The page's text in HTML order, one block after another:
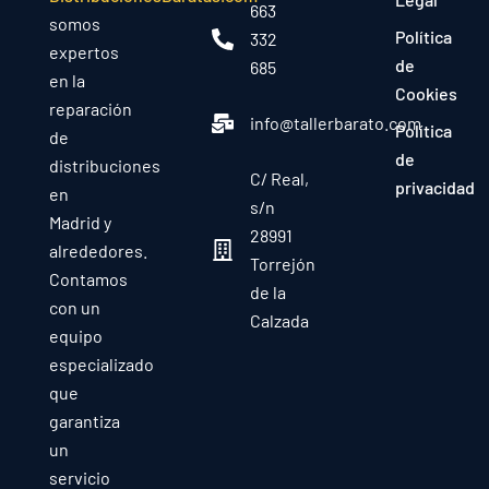
somos
expertos
en la
reparación
de
distribuciones
en
Madrid y
alrededores.
Contamos
con un
equipo
especializado
que
garantiza
un
servicio
663
332
685
info@tallerbarato.com
C/ Real,
s/n
28991
Torrejón
de la
Calzada
Política
de
Cookies
Política
de
privacidad